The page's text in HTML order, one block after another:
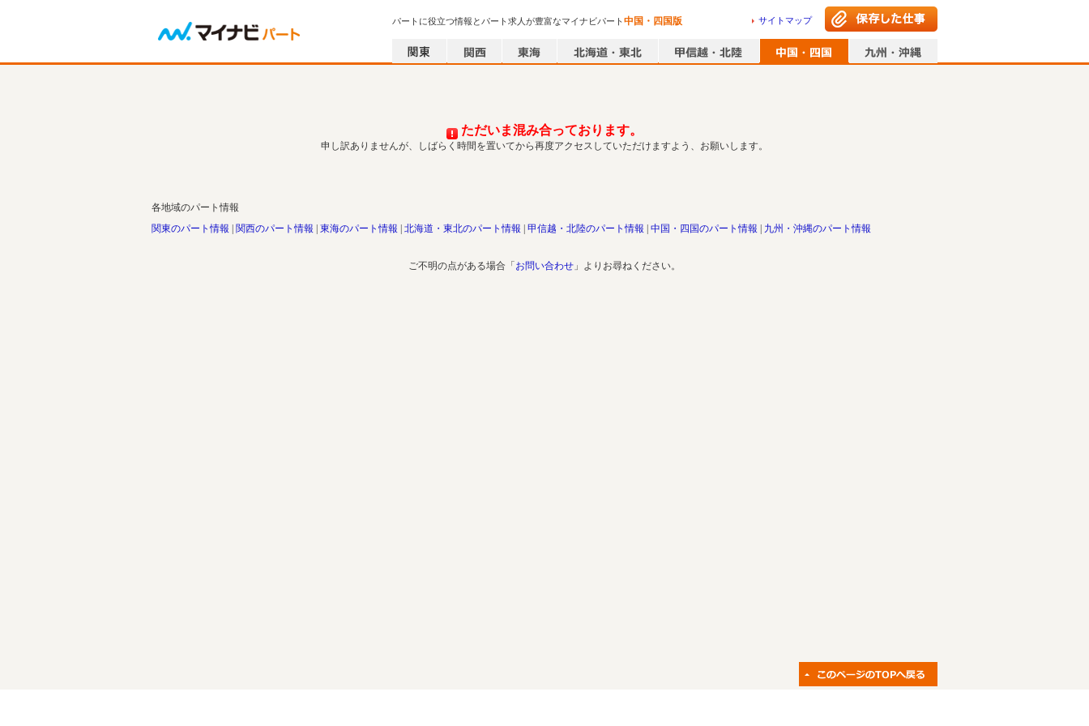
パートに役立つ情報とパート求人が豊富なマイナビパート中国・四国版 サイトマップ
ただいま混み合っております。
申し訳ありませんが、しばらく時間を置いてから再度アクセスしていただけますよう、お願いします。
各地域のパート情報
関東のパート情報
関西のパート情報 東海のパート情報 北海道・東北のパート情報 甲信越・北陸のパート情報 中国・四国のパート情報 九州・沖縄のパート情報
ご不明の点がある場合「 お問い合わせ 」よりお尋ねください。